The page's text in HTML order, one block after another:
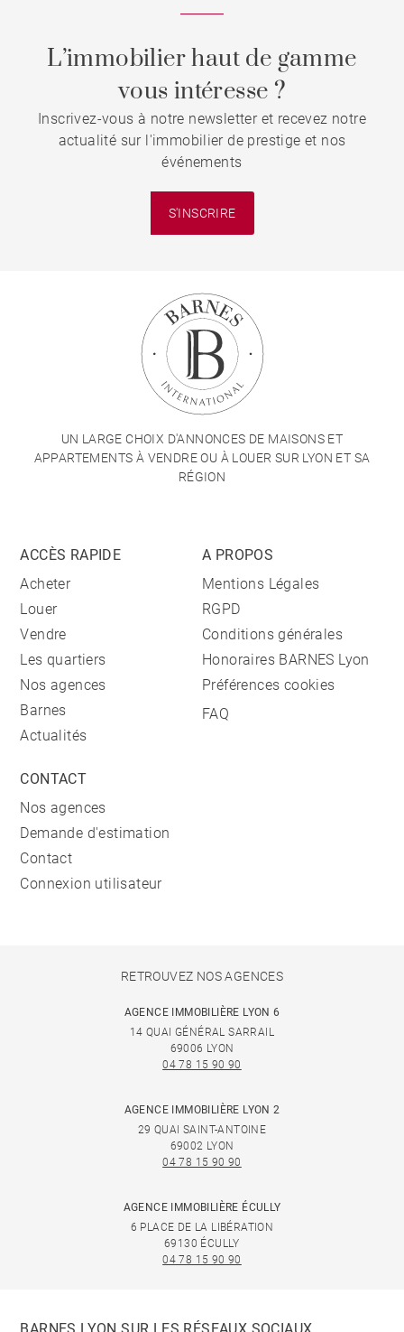
L’immobilier haut de gamme
vous intéresse ?
Inscrivez-vous à notre newsletter et recevez notre
actualité sur l'immobilier de prestige et nos
événements
S'INSCRIRE
UN LARGE CHOIX D'ANNONCES DE MAISONS ET
APPARTEMENTS À VENDRE OU À LOUER SUR LYON ET SA
RÉGION
ACCÈS RAPIDE
Acheter
Louer
Vendre
Les quartiers
Nos agences
Barnes
Actualités
A PROPOS
Mentions Légales
RGPD
Conditions générales
Honoraires BARNES Lyon
Préférences cookies
FAQ
CONTACT
Nos agences
Demande d'estimation
Contact
Connexion utilisateur
RETROUVEZ NOS AGENCES
AGENCE IMMOBILIÈRE LYON 6
14 QUAI GÉNÉRAL SARRAIL
69006 LYON
04 78 15 90 90
AGENCE IMMOBILIÈRE LYON 2
29 QUAI SAINT-ANTOINE
69002 LYON
04 78 15 90 90
AGENCE IMMOBILIÈRE ÉCULLY
6 PLACE DE LA LIBÉRATION
69130 ÉCULLY
04 78 15 90 90